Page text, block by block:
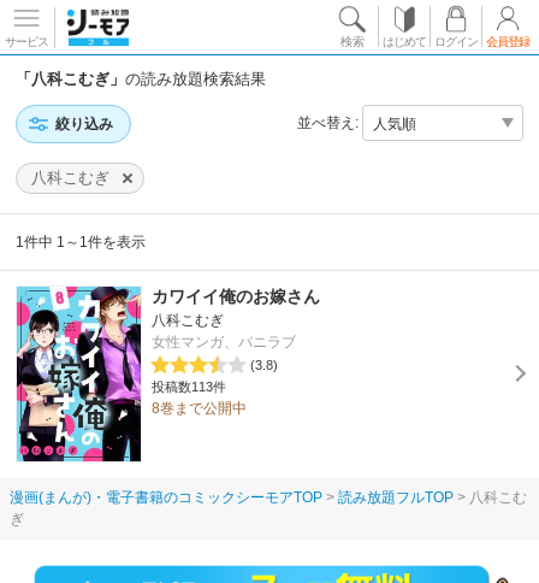
サービス 検索 はじめて ログイン 会員登録
「八科こむぎ」の読み放題検索結果
絞り込み 並べ替え:
八科こむぎ
1件中 1～1件を表示
カワイイ俺のお嫁さん
八科こむぎ
女性マンガ、バニラブ
(3.8)
投稿数113件
8巻まで公開中
漫画(まんが)・電子書籍のコミックシーモアTOP 読み放題フルTOP
八科こむ
ぎ